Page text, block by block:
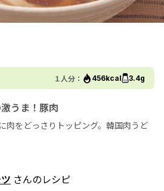
１人分： 456kcal 3.4g
うま！豚肉
肉をどっさりトッピング。韓国肉うど
さんのレシピ